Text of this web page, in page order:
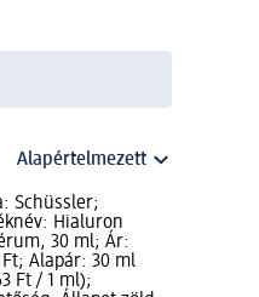
Schüssler;
Hialuron
30 ml; Ár:
Alapár: 30 ml
Ft / 1 ml);